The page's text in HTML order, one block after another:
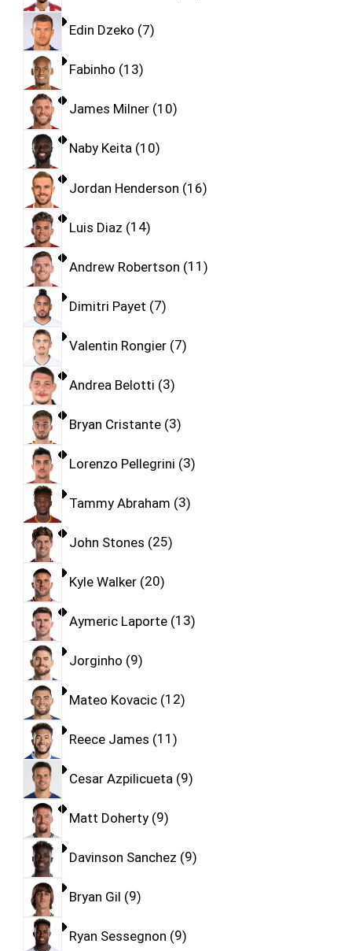
Edin Dzeko 7
Fabinho 13
James Milner 10
Naby Keita 10
Jordan Henderson 16
Luis Diaz 14
Andrew Robertson 11
Dimitri Payet 7
Valentin Rongier 7
Andrea Belotti 3
Bryan Cristante 3
Lorenzo Pellegrini 3
Tammy Abraham 3
John Stones 25
Kyle Walker 20
Aymeric Laporte 13
Jorginho 9
Mateo Kovacic 12
Reece James 11
Cesar Azpilicueta 9
Matt Doherty 9
Davinson Sanchez 9
Bryan Gil 9
Ryan Sessegnon 9